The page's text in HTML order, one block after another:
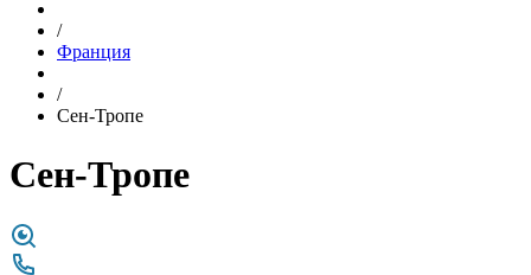
/
Франция
/
Сен-Тропе
Сен-Тропе